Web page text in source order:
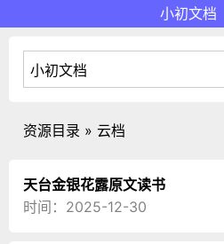
小初文档
资源目录 » 云档
天台金银花露原文读书
时间：2025-12-30